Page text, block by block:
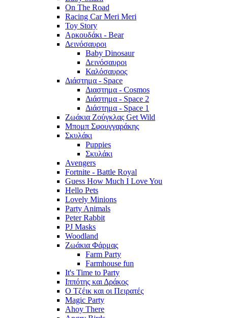
On The Road
Racing Car Meri Meri
Toy Story
Αρκουδάκι - Bear
Δεινόσαυροι
Baby Dinosaur
Δεινόσαυροι
Καλόσαυρος
Διάστημα - Space
Διαστημα - Cosmos
Διάστημα - Space 2
Διάστημα - Space 1
Ζωάκια Ζούγκλας Get Wild
Μπομπ Σφουγγαράκης
Σκυλάκι
Puppies
Σκυλάκι
Avengers
Fortnite - Battle Royal
Guess How Much I Love You
Hello Pets
Lovely Minions
Party Animals
Peter Rabbit
PJ Masks
Woodland
Ζωάκια Φάρμας
Farm Party
Farmhouse fun
It's Time to Party
Ιππότης και Δράκος
Ο Τζέικ και οι Πειρατές
Magic Party
Ahoy There